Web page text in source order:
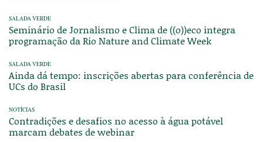
SALADA VERDE
Seminário de Jornalismo e Clima de ((o))eco integra
programação da Rio Nature and Climate Week
SALADA VERDE
Ainda dá tempo: inscrições abertas para conferência de
UCs do Brasil
NOTÍCIAS
Contradições e desafios no acesso à água potável
marcam debates de webinar